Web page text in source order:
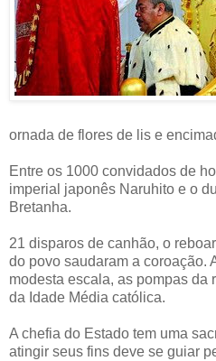
ornada de flores de lis e
Entre os 1000 convidados de
imperial japonês Naruhito e o
Bretanha.
21 disparos de canhão, o
do povo saudaram a coroação.
modesta escala, as pompas da
da Idade Média católica.
A chefia do Estado tem uma
atingir seus fins deve se guiar